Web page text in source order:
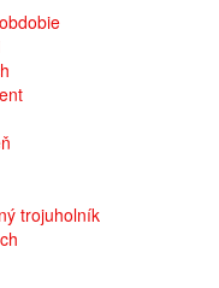
trojuholník